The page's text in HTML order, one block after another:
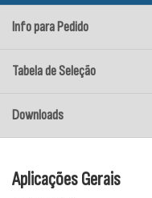
Info para Pedido
Tabela de Seleção
Downloads
Aplicações Gerais